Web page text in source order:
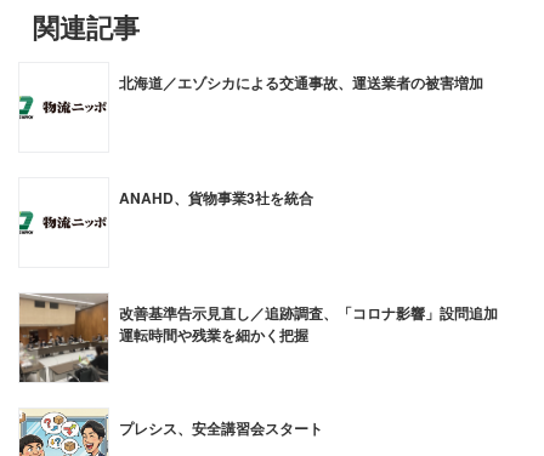
関連記事
北海道／エゾシカによる交通事故、運送業者の被害増加
ANAHD、貨物事業3社を統合
改善基準告示見直し／追跡調査、「コロナ影響」設問追加
運転時間や残業を細かく把握
プレシス、安全講習会スタート